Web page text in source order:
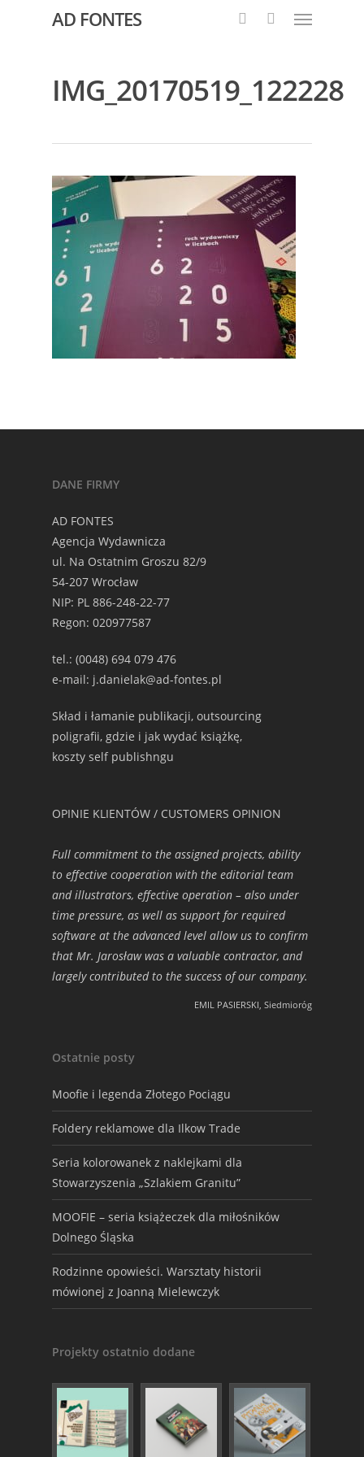
AD FONTES
IMG_20170519_122228
DANE FIRMY
AD FONTES
Agencja Wydawnicza
ul. Na Ostatnim Groszu 82/9
54-207 Wrocław
NIP: PL 886-248-22-77
Regon: 020977587
tel.: (0048) 694 079 476
e-mail: j.danielak@ad-fontes.pl
Skład i łamanie publikacji, outsourcing
poligrafii, gdzie i jak wydać książkę,
koszty self publishngu
OPINIE KLIENTÓW / CUSTOMERS OPINION
Full commitment to the assigned projects, ability
to effective cooperation with the editorial team
and illustrators, effective operation – also under
time pressure, as well as support for required
software at the advanced level allow us to confirm
that Mr. Jarosław was a valuable contractor, and
largely contributed to the success of our company.
EMIL PASIERSKI, Siedmioróg
Ostatnie posty
Moofie i legenda Złotego Pociągu
Foldery reklamowe dla Ilkow Trade
Seria kolorowanek z naklejkami dla
Stowarzyszenia „Szlakiem Granitu”
MOOFIE – seria książeczek dla miłośników
Dolnego Śląska
Rodzinne opowieści. Warsztaty historii
mówionej z Joanną Mielewczyk
Projekty ostatnio dodane